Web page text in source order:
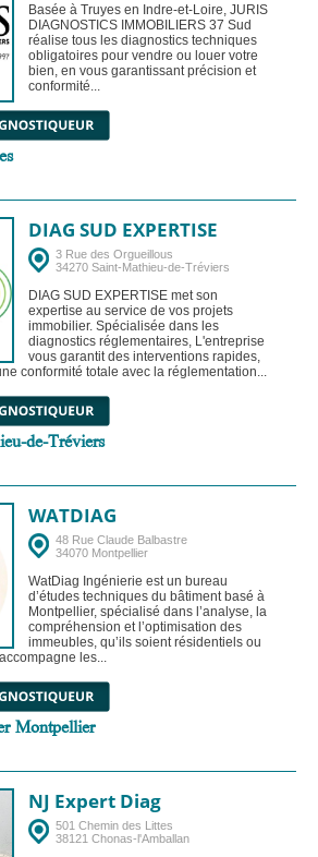
Basée à Truyes en Indre‑et‑Loire, JURIS
DIAGNOSTICS IMMOBILIERS 37 Sud
réalise tous les diagnostics techniques
obligatoires pour vendre ou louer votre
bien, en vous garantissant précision et
conformité...
DIAG SUD EXPERTISE
3 Rue des Orgueillous
34270 Saint-Mathieu-de-Tréviers
DIAG SUD EXPERTISE met son
expertise au service de vos projets
immobilier. Spécialisée dans les
diagnostics réglementaires, L'entreprise
vous garantit des interventions rapides,
conformité totale avec la réglementation...
de-Tréviers
WATDIAG
48 Rue Claude Balbastre
34070 Montpellier
WatDiag Ingénierie est un bureau
d’études techniques du bâtiment basé à
Montpellier, spécialisé dans l’analyse, la
compréhension et l’optimisation des
immeubles, qu’ils soient résidentiels ou
les...
Montpellier
NJ Expert Diag
501 Chemin des Littes
38121 Chonas-l'Amballan